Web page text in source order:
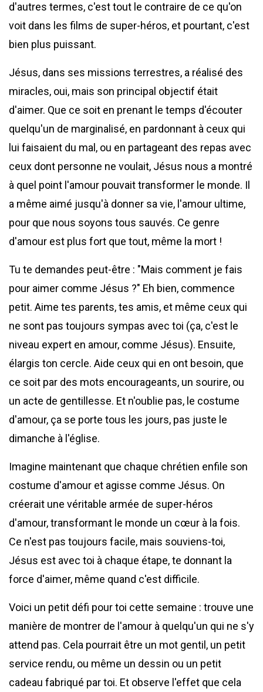
d'autres termes, c'est tout le contraire de ce qu'on
voit dans les films de super-héros, et pourtant, c'est
bien plus puissant.
Jésus, dans ses missions terrestres, a réalisé des
miracles, oui, mais son principal objectif était
d'aimer. Que ce soit en prenant le temps d'écouter
quelqu'un de marginalisé, en pardonnant à ceux qui
lui faisaient du mal, ou en partageant des repas avec
ceux dont personne ne voulait, Jésus nous a montré
à quel point l'amour pouvait transformer le monde. Il
a même aimé jusqu'à donner sa vie, l'amour ultime,
pour que nous soyons tous sauvés. Ce genre
d'amour est plus fort que tout, même la mort !
Tu te demandes peut-être : "Mais comment je fais
pour aimer comme Jésus ?" Eh bien, commence
petit. Aime tes parents, tes amis, et même ceux qui
ne sont pas toujours sympas avec toi (ça, c'est le
niveau expert en amour, comme Jésus). Ensuite,
élargis ton cercle. Aide ceux qui en ont besoin, que
ce soit par des mots encourageants, un sourire, ou
un acte de gentillesse. Et n'oublie pas, le costume
d'amour, ça se porte tous les jours, pas juste le
dimanche à l'église.
Imagine maintenant que chaque chrétien enfile son
costume d'amour et agisse comme Jésus. On
créerait une véritable armée de super-héros
d'amour, transformant le monde un cœur à la fois.
Ce n'est pas toujours facile, mais souviens-toi,
Jésus est avec toi à chaque étape, te donnant la
force d'aimer, même quand c'est difficile.
Voici un petit défi pour toi cette semaine : trouve une
manière de montrer de l'amour à quelqu'un qui ne s'y
attend pas. Cela pourrait être un mot gentil, un petit
service rendu, ou même un dessin ou un petit
cadeau fabriqué par toi. Et observe l'effet que cela